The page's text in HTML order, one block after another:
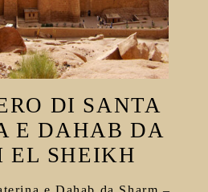
DI SANTA
E DAHAB DA
EL SHEIKH